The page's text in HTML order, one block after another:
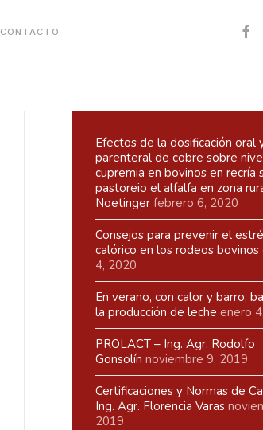
CONTACTO
Efectos de la dosificación oral
parenteral de cobre sobre
cupremia en bovinos en recría
pastoreio el alfalfa en zona
Noetinger febrero 6, 2020
Consejos para prevenir el
calórico en los rodeos bovinos
4, 2020
En verano, con calor y barro,
la producción de leche enero
PROLACT – Ing. Agr. Rodolfo
Gonsolín noviembre 9, 2019
Certificaciones y Normas de
Ing. Agr. Florencia Varas
2019